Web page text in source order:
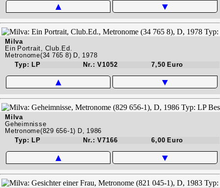
▲ ▼
Milva
Ein Portrait, Club.Ed.
Metronome(34 765 8) D, 1978
Typ: LP
Nr.: V1052 7,50 Euro
▲ ▼
Milva
Geheimnisse
Metronome(829 656-1) D, 1986
Typ: LP
Nr.: V7166 6,00 Euro
▲ ▼